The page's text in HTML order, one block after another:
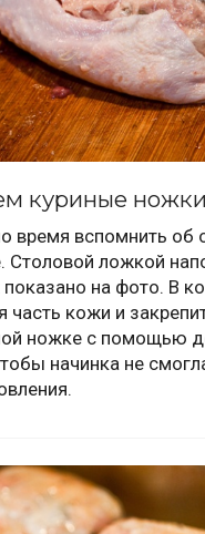
куриные ножки
время вспомнить об
Столовой ложкой
показано на фото. В
кожи и
ножке с помощью
начинка не